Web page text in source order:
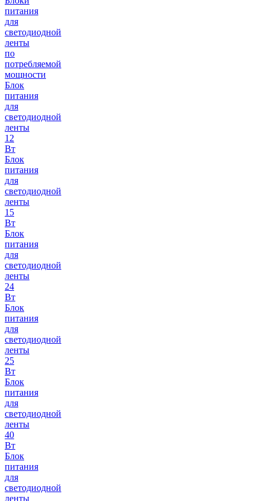
питания
для
светодиодной
ленты
по
потребляемой
мощности
Блок
питания
для
светодиодной
ленты
12
Вт
Блок
питания
для
светодиодной
ленты
15
Вт
Блок
питания
для
светодиодной
ленты
24
Вт
Блок
питания
для
светодиодной
ленты
25
Вт
Блок
питания
для
светодиодной
ленты
40
Вт
Блок
питания
для
светодиодной
ленты